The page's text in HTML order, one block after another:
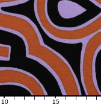
11 12 13 14 16 17 18 19